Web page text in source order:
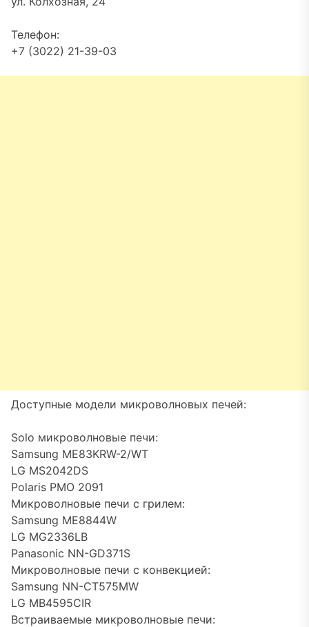
Телефон:
+7 (3022) 21-39-03
Доступные модели микроволновых печей:
Solo микроволновые печи:
Samsung ME83KRW-2/WT
LG MS2042DS
Polaris PMO 2091
Микроволновые печи с грилем:
Samsung ME8844W
LG MG2336LB
Panasonic NN-GD371S
Микроволновые печи с конвекцией:
Samsung NN-CT575MW
LG MB4595CIR
Встраиваемые микроволновые печи: